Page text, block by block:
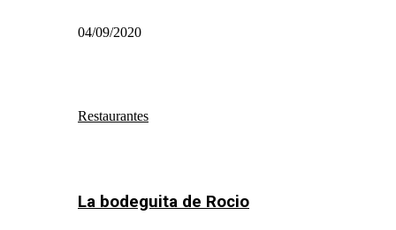
04/09/2020
Restaurantes
La bodeguita de Rocio